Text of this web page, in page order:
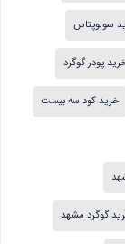
سولوپتاس
پودر گوگرد
خرید کود سه بیست
گوگرد مشهد